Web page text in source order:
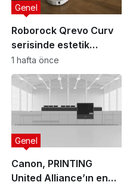
Roborock Qrevo Curv
serisinde estetik
tasarım ve akıllı
temizlik bir arada
Genel
1 hafta önce
Canon, PRINTING
United Alliance’ın en
Genel